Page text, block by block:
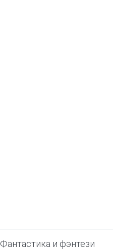
Фантастика и фэнтези